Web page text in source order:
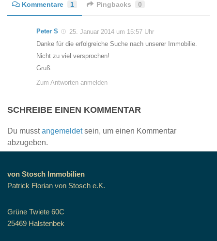
Kommentare 1 Pingbacks 0
Peter S
25. Januar 2014 um 15:57 Uhr
Danke für die erfolgreiche Suche nach unserer Immobilie.
Nicht zu viel versprochen!
Gruß
Zum Antworten anmelden
SCHREIBE EINEN KOMMENTAR
Du musstangemeldetsein, um einen Kommentar
abzugeben.
von Stosch Immobilien
Patrick Florian von Stosch e.K.
Grüne Twiete 60C
25469 Halstenbek